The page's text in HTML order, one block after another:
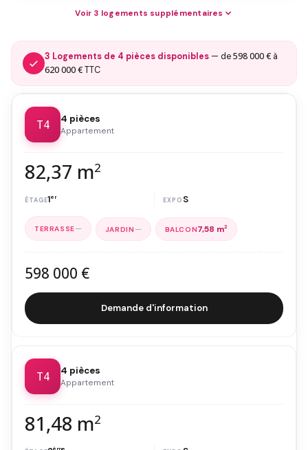
Voir 3 logements supplémentaires
3 Logements de 4 pièces disponibles — de598 000 € à
620 000 €TTC
T4 4 pièces
Appartement
82,37 m2
1er S
— — 7,58 m2
598 000 €
Demande d'information
T4 4 pièces
Appartement
81,48 m2